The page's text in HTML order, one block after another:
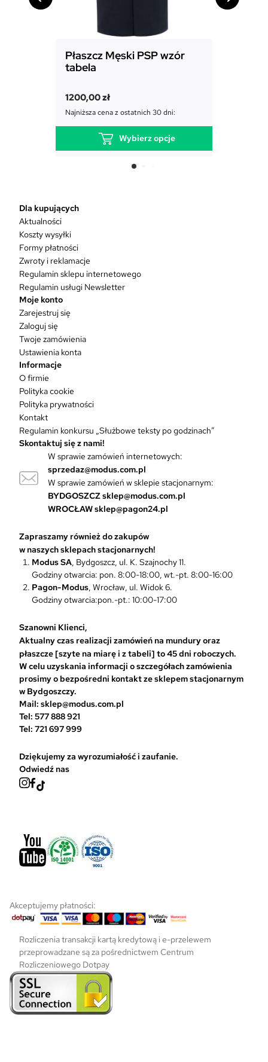
Płaszcz Męski PSP wzór
tabela
1200,00zł
Najniższa cena z ostatnich 30 dni:
Wybierz opcje
e
m
n
ó
w
.
O
p
j
e
m
o
ż
n
b
r
a
ć
o
Dla kupujących
Aktualności
Koszty wysyłki
Formy płatności
Zwroty i reklamacje
Regulamin sklepu internetowego
Regulamin usługi Newsletter
Moje konto
Zarejestruj się
Zaloguj się
Twoje zamówienia
Ustawienia konta
Informacje
O firmie
Polityka cookie
Polityka prywatności
Kontakt
Regulamin konkursu „Służbowe teksty po godzinach”
Skontaktuj się z nami!
W sprawie zamówień internetowych:
sprzedaz@modus.com.pl
W sprawie zamówień w sklepie stacjonarnym:
BYDGOSZCZsklep@modus.com.pl
WROCŁAWsklep@pagon24.pl
Zapraszamy również do zakupów
w naszych sklepach stacjonarnych!
Modus SA, Bydgoszcz, ul. K. Szajnochy 11.
Godziny otwarcia: pon. 8:00-18:00, wt.-pt. 8:00-16:00
Pagon-Modus, Wrocław, ul. Widok 6.
Godziny otwarcia:pon.-pt.: 10:00-17:00
Szanowni Klienci,
Aktualny czas realizacji zamówień na mundury oraz
płaszcze [szyte na miarę i z tabeli] to 45 dni roboczych.
W celu uzyskania informacji o szczegółach zamówienia
prosimy o bezpośredni kontakt ze sklepem stacjonarnym
w Bydgoszczy.
Mail: sklep@modus.com.pl
Tel: 577 888 921
Tel: 721 697 999
Dziękujemy za wyrozumiałość i zaufanie.
Odwiedź nas
Akceptujemy płatności:
Rozliczenia transakcji kartą kredytową i e-przelewem
przeprowadzane są za pośrednictwem Centrum
Rozliczeniowego Dotpay